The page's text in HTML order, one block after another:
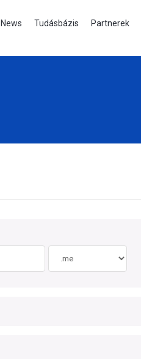
News Tudásbázis Partnerek